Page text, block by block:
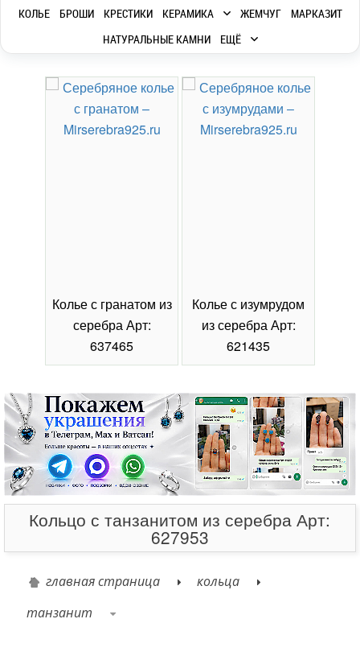
КОЛЬЕ
БРОШИ КРЕСТИКИ КЕРАМИКА ЖЕМЧУГ
МАРКАЗИТ
НАТУРАЛЬНЫЕ КАМНИ
ЕЩЁ
Колье с гранатом из
серебра Арт:
637465
Колье с изумрудом
из серебра Арт:
621435
Кольцо с танзанитом из серебра Арт:
627953
главная страница
кольца
танзанит